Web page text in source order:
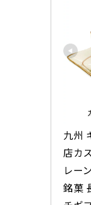
九州
店カ
レー
銘菓